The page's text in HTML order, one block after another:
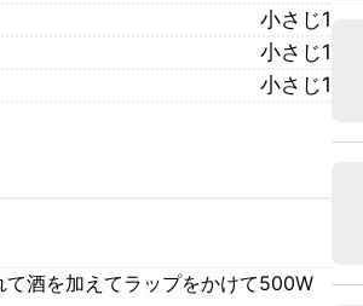
小さじ1
小さじ1
小さじ1
酒を加えてラップをかけて500W